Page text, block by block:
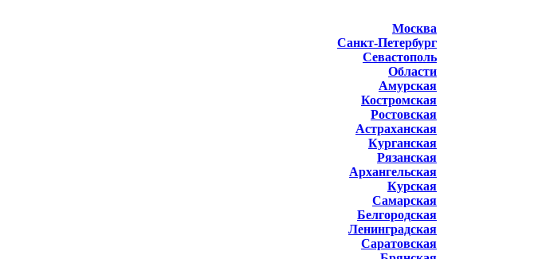
Москва
Санкт-Петербург
Севастополь
Области
Амурская
Костромская
Ростовская
Астраханская
Курганская
Рязанская
Архангельская
Курская
Самарская
Белгородская
Ленинградская
Саратовская